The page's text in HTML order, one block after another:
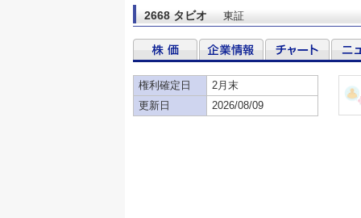
2668 タビオ 東証
権利確定日
2月末
更新日
2026/08/09